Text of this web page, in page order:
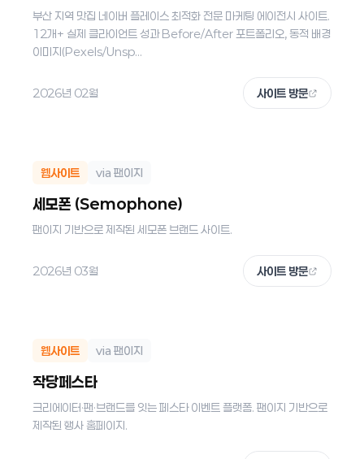
부산 지역 맛집 네이버 플레이스 최적화 전문 마케팅 에이전시 사이트.
12개+ 실제 클라이언트 성과 Before/After 포트폴리오, 동적 배경
이미지(Pexels/Unsp...
2026년 02월 사이트 방문
웹사이트 via 팬이지
세모폰 (Semophone)
팬이지 기반으로 제작된 세모폰 브랜드 사이트.
2026년 03월 사이트 방문
웹사이트 via 팬이지
작당페스타
크리에이터·팬·브랜드를 잇는 페스타 이벤트 플랫폼. 팬이지 기반으로
제작된 행사 홈페이지.